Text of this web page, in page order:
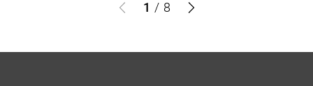
1 / 8